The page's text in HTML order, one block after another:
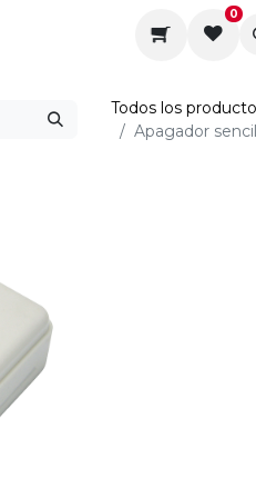
Servicios
0
Todos los
Apagador